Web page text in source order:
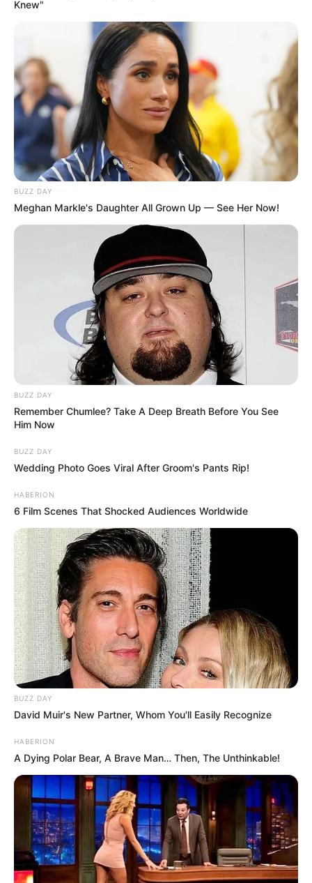
Knew"
BUZZ DAY
Meghan Markle's Daughter All Grown Up — See Her Now!
BUZZ DAY
Remember Chumlee? Take A Deep Breath Before You See
Him Now
BUZZ DAY
Wedding Photo Goes Viral After Groom's Pants Rip!
HABERION
6 Film Scenes That Shocked Audiences Worldwide
BUZZ DAY
David Muir's New Partner, Whom You'll Easily Recognize
HABERION
A Dying Polar Bear, A Brave Man… Then, The Unthinkable!